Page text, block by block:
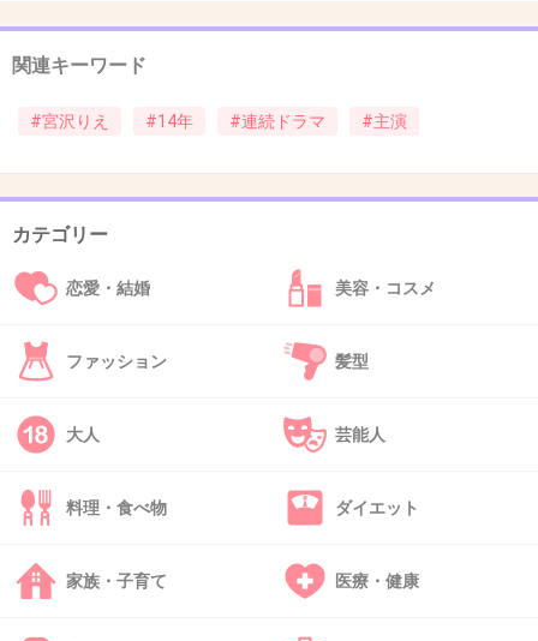
38. 匿名2013/01/21(月) 11:05:49
とんねるずとコントをやってる時は可愛かった
+15 -2
39. 匿名 2013/01/21(月) 11:10:44
NHKは何匹ドジョウをおったら気が済むんだろう。
+1
関連キーワード
#宮沢りえ #14年 #連続ドラマ #主演
カテゴリー
恋愛・結婚 美容・コスメ
ファッション 髪型
大人 芸能人
料理・食べ物 ダイエット
家族・子育て 医療・健康